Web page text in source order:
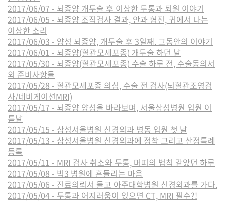
2017/06/07 - 뇌종양 개두술 후 이상한 두통과 퇴원 이야기
2017/06/05 - 뇌종양 조직검사 결과, 안과 협진, 귀에서 나는
이상한 소리
2017/06/03 - 양성 뇌종양, 개두술 후 3일째. 그동안의 이야기
2017/06/01 - 뇌종양(혈관모세포종) 개두술 하던 날
2017/05/30 - 뇌종양(혈관모세포종) 수술 하루 전, 수술동의서
외 준비사항들
2017/05/28 - 혈관모세포종 의심, 수술 전 검사(뇌혈관조영검
사/네비게이션MRI)
2017/05/17 - 뇌종양 양성을 바라보며, 서울삼성병원 입원 이
튿날
2017/05/15 - 삼성서울병원 신경외과 병동 입원 첫 날
2017/05/13 - 삼성서울병원 신경외과에 정착 그리고 산정특례
등록
2017/05/11 - MRI 검사 취소와 두통, 머피의 법칙 같았던 하루
2017/05/08 - 빅3 병원에 흔들리는 마음
2017/05/06 - 진료의뢰서 들고 아주대학병원 신경외과를 가다.
2017/05/04 - 두통과 어지러움이 있으면 CT, MRI 필수?!